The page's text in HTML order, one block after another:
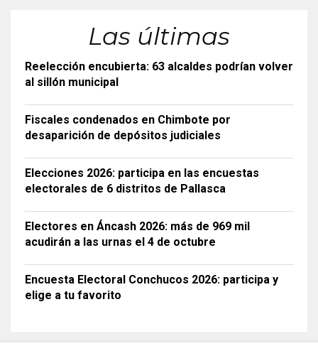
Las últimas
Reelección encubierta: 63 alcaldes podrían volver
al sillón municipal
Fiscales condenados en Chimbote por
desaparición de depósitos judiciales
Elecciones 2026: participa en las encuestas
electorales de 6 distritos de Pallasca
Electores en Áncash 2026: más de 969 mil
acudirán a las urnas el 4 de octubre
Encuesta Electoral Conchucos 2026: participa y
elige a tu favorito